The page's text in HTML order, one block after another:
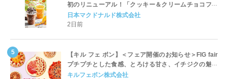
初のリニューアル！「クッキー＆クリームチョコフラ
ッペ」「マンゴースムージー」8月5日（水）から販売
開始
日本マクドナルド株式会社
2日前
【キル フェ ボン】＜フェア開催のお知らせ＞FIG fair
プチプチとした食感、とろける甘さ、イチジクの魅力
をたっぷりと。新作を含め、イチジク尽くしの全4種が
キルフェボン株式会社